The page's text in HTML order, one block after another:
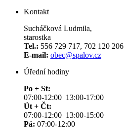
Kontakt
Sucháčková Ludmila,
starostka
Tel.: 556 729 717, 702 120 206
E-mail: obec@spalov.cz
Úřední hodiny
Po + St:
07:00-12:00 13:00-17:00
Út + Čt:
07:00-12:00 13:00-15:00
Pá: 07:00-12:00